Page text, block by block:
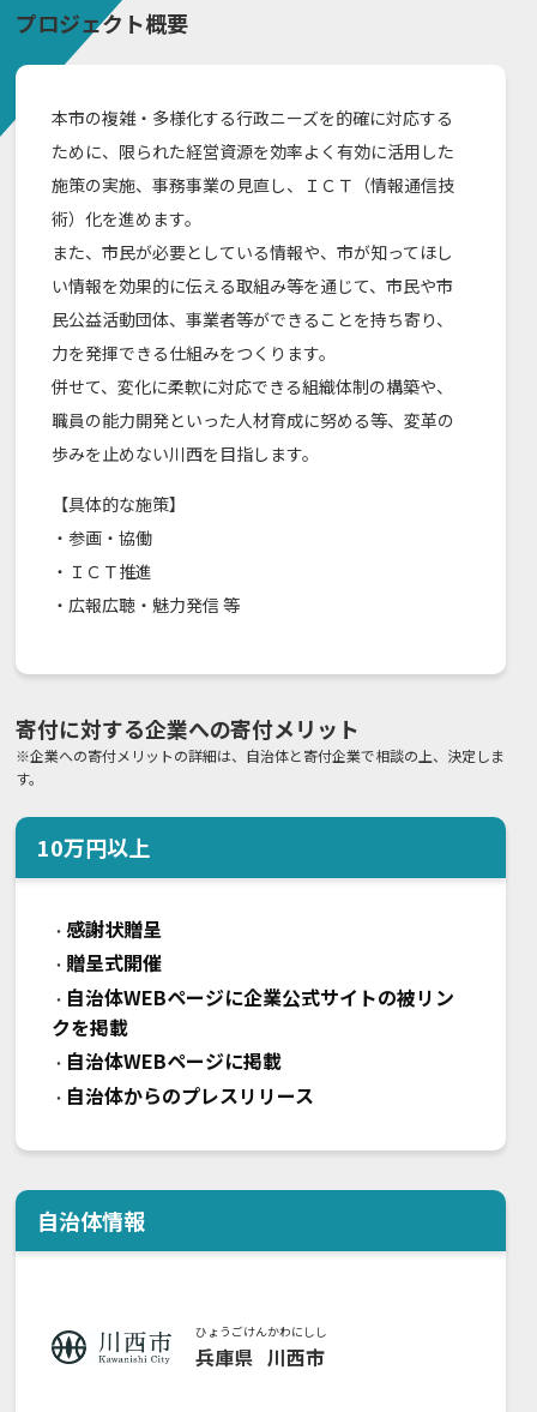
プロジェクト概要
本市の複雑・多様化する行政ニーズを的確に対応する
ために、限られた経営資源を効率よく有効に活用した
施策の実施、事務事業の見直し、ＩＣＴ（情報通信技
術）化を進めます。
また、市民が必要としている情報や、市が知ってほし
い情報を効果的に伝える取組み等を通じて、市民や市
民公益活動団体、事業者等ができることを持ち寄り、
力を発揮できる仕組みをつくります。
併せて、変化に柔軟に対応できる組織体制の構築や、
職員の能力開発といった人材育成に努める等、変革の
歩みを止めない川西を目指します。
【具体的な施策】
・参画・協働
・ＩＣＴ推進
・広報広聴・魅力発信 等
寄付に対する企業への寄付メリット
※企業への寄付メリットの詳細は、自治体と寄付企業で相談の上、決定しま
す。
10万円以上
・感謝状贈呈
・ 贈呈式開催
・ 自治体WEBページに企業公式サイトの被リン
クを掲載
・ 自治体WEBページに掲載
・ 自治体からのプレスリリース
自治体情報
ひょうごけん
兵庫県
かわにしし
川西市